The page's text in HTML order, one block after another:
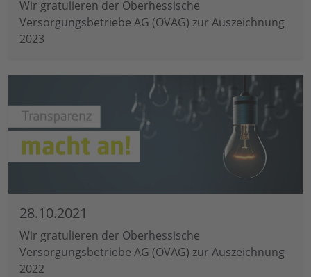
Wir gratulieren der Oberhessische
Versorgungsbetriebe AG (OVAG) zur Auszeichnung
2023
28.10.2021
Wir gratulieren der Oberhessische
Versorgungsbetriebe AG (OVAG) zur Auszeichnung
2022